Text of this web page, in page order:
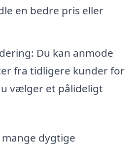
en bedre pris eller
Du kan anmode
fra tidligere kunder for
vælger et pålideligt
dygtige